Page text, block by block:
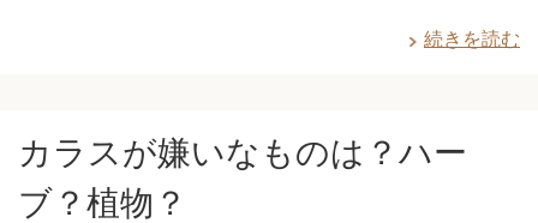
続きを読む
カラスが嫌いなものは？ハー
ブ？植物？